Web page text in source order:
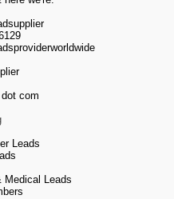
com
Leads
Medical Leads